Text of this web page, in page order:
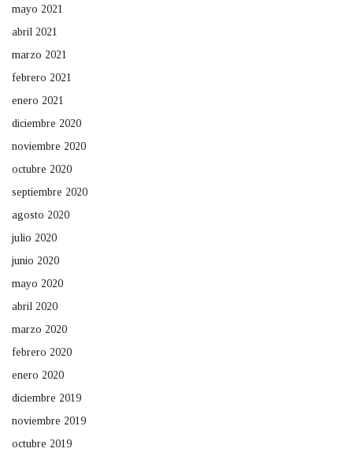
mayo 2021
abril 2021
marzo 2021
febrero 2021
enero 2021
diciembre 2020
noviembre 2020
octubre 2020
septiembre 2020
agosto 2020
julio 2020
junio 2020
mayo 2020
abril 2020
marzo 2020
febrero 2020
enero 2020
diciembre 2019
noviembre 2019
octubre 2019